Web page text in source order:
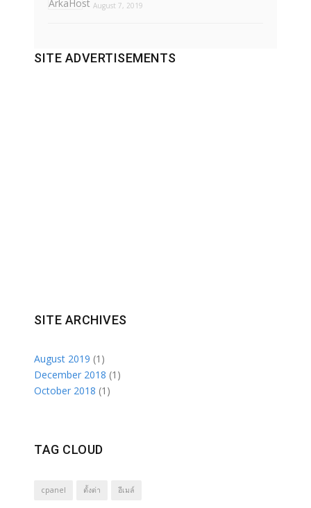
August 7, 2019
SITE ADVERTISEMENTS
SITE ARCHIVES
August 2019 (1)
December 2018 (1)
October 2018 (1)
TAG CLOUD
cpanel ตั้งต่า อีเมล์